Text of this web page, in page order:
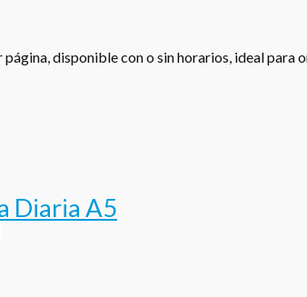
página, disponible con o sin horarios, ideal
Diaria A5